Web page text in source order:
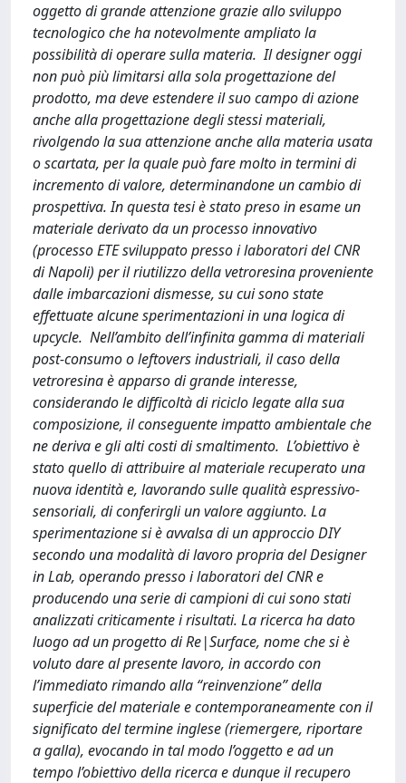
oggetto di grande attenzione grazie allo sviluppo
tecnologico che ha notevolmente ampliato la
possibilità di operare sulla materia. Il designer oggi
non può più limitarsi alla sola progettazione del
prodotto, ma deve estendere il suo campo di azione
anche alla progettazione degli stessi materiali,
rivolgendo la sua attenzione anche alla materia usata
o scartata, per la quale può fare molto in termini di
incremento di valore, determinandone un cambio di
prospettiva. In questa tesi è stato preso in esame un
materiale derivato da un processo innovativo
(processo ETE sviluppato presso i laboratori del CNR
di Napoli) per il riutilizzo della vetroresina proveniente
dalle imbarcazioni dismesse, su cui sono state
effettuate alcune sperimentazioni in una logica di
upcycle. Nell’ambito dell’infinita gamma di materiali
post-consumo o leftovers industriali, il caso della
vetroresina è apparso di grande interesse,
considerando le difficoltà di riciclo legate alla sua
composizione, il conseguente impatto ambientale che
ne deriva e gli alti costi di smaltimento. L’obiettivo è
stato quello di attribuire al materiale recuperato una
nuova identità e, lavorando sulle qualità espressivo-
sensoriali, di conferirgli un valore aggiunto. La
sperimentazione si è avvalsa di un approccio DIY
secondo una modalità di lavoro propria del Designer
in Lab, operando presso i laboratori del CNR e
producendo una serie di campioni di cui sono stati
analizzati criticamente i risultati. La ricerca ha dato
luogo ad un progetto di Re|Surface, nome che si è
voluto dare al presente lavoro, in accordo con
l’immediato rimando alla “reinvenzione” della
superficie del materiale e contemporaneamente con il
significato del termine inglese (riemergere, riportare
a galla), evocando in tal modo l’oggetto e ad un
tempo l’obiettivo della ricerca e dunque il recupero